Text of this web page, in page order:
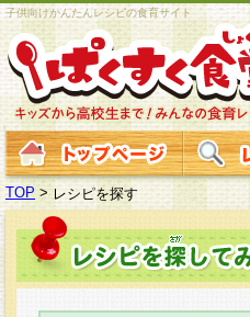
子供向けかんたんレシピの食育サイト
TOP > レシピを探す